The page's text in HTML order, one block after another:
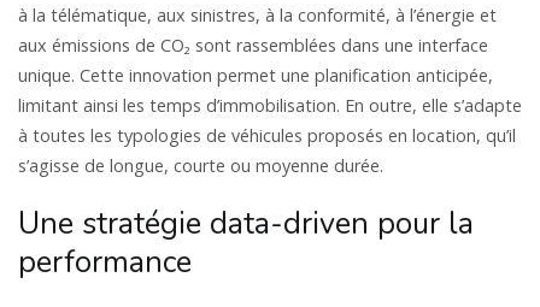
à la télématique, aux sinistres, à la conformité, à l’énergie et
aux émissions de CO₂ sont rassemblées dans une interface
unique. Cette innovation permet une planification anticipée,
limitant ainsi les temps d’immobilisation. En outre, elle s’adapte
à toutes les typologies de véhicules proposés en location, qu’il
s’agisse de longue, courte ou moyenne durée.
Une stratégie data-driven pour la
performance